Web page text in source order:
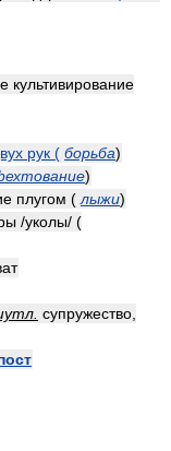
культивирование
рук ( борьба)
)
плугом ( лыжи)
/уколы/ (
супружество,